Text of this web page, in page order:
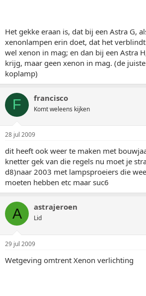
Het gekke eraan is, dat bij een Astra G,
xenonlampen erin doet, dat het
wel xenon in mag; en dan bij een Astra
krijg, maar geen xenon in mag. (de
koplamp)
F francisco
Komt weleens kijken
28 jul 2009
dit heeft ook weer te maken met
knetter gek van die regels nu moet je
d8)naar 2003 met lampsproeiers die
moeten hebben etc maar suc6
A astrajeroen
Lid
29 jul 2009
Wetgeving omtrent Xenon verlichting